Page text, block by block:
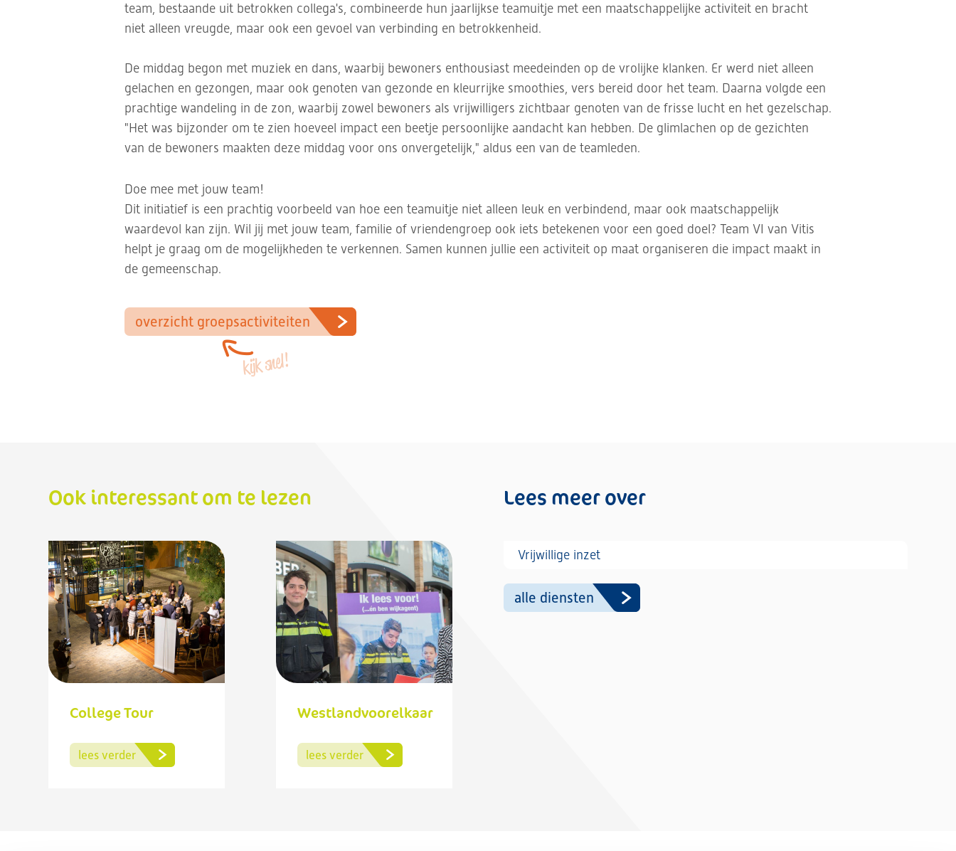
team, bestaande uit betrokken collega's, combineerde hun jaarlijkse teamuitje met een maatschappelijke activiteit en bracht
niet alleen vreugde, maar ook een gevoel van verbinding en betrokkenheid.
De middag begon met muziek en dans, waarbij bewoners enthousiast meedeinden op de vrolijke klanken. Er werd niet alleen
gelachen en gezongen, maar ook genoten van gezonde en kleurrijke smoothies, vers bereid door het team. Daarna volgde een
prachtige wandeling in de zon, waarbij zowel bewoners als vrijwilligers zichtbaar genoten van de frisse lucht en het gezelschap.
"Het was bijzonder om te zien hoeveel impact een beetje persoonlijke aandacht kan hebben. De glimlachen op de gezichten
van de bewoners maakten deze middag voor ons onvergetelijk," aldus een van de teamleden.
Doe mee met jouw team!
Dit initiatief is een prachtig voorbeeld van hoe een teamuitje niet alleen leuk en verbindend, maar ook maatschappelijk
waardevol kan zijn. Wil jij met jouw team, familie of vriendengroep ook iets betekenen voor een goed doel? Team VI van Vitis
helpt je graag om de mogelijkheden te verkennen. Samen kunnen jullie een activiteit op maat organiseren die impact maakt in
de gemeenschap.
overzicht groepsactiviteiten
kijk snel!
Ook interessant om te lezen
College Tour
lees verder
Westlandvoorelkaar
lees verder
Lees meer over
Vrijwillige inzet
alle diensten